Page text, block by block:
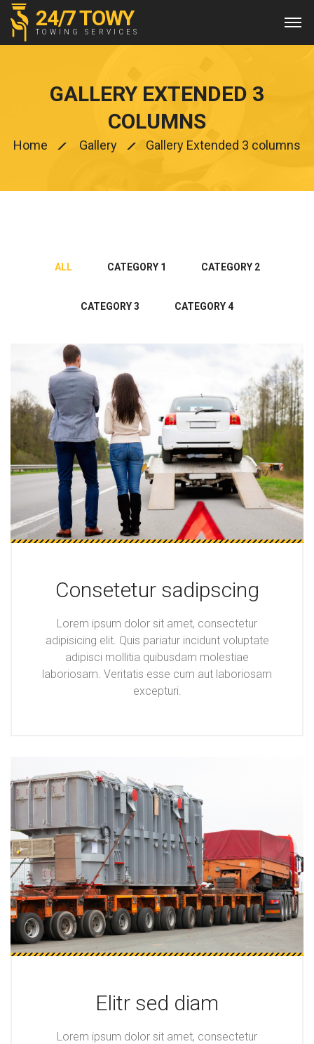
24/7 TOWY
TOWING SERVICES
GALLERY EXTENDED 3
COLUMNS
Home Gallery Gallery Extended 3 columns
ALL CATEGORY 1 CATEGORY 2
CATEGORY 3 CATEGORY 4
Consetetur sadipscing
Lorem ipsum dolor sit amet, consectetur
adipisicing elit. Quis pariatur incidunt voluptate
adipisci mollitia quibusdam molestiae
laboriosam. Veritatis esse cum aut laboriosam
excepturi.
Elitr sed diam
Lorem ipsum dolor sit amet, consectetur